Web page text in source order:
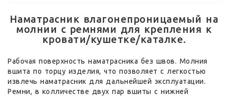
Наматрасник влагонепроницаемый на
молнии с ремнями для крепления к
кровати/кушетке/каталке.
Рабочая поверхность наматрасника без швов. Молния
вшита по торцу изделия, что позволяет с легкостью
извлечь наматрасник для дальнейшей эксплуатации.
Ремни, в колличестве двух пар вшиты с нижней